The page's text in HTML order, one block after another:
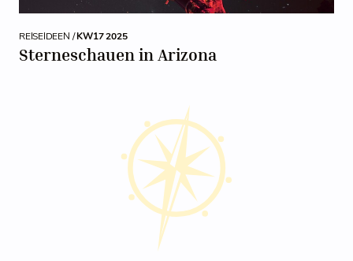
REISEIDEEN /KW17 2025
Sterneschauen in Arizona